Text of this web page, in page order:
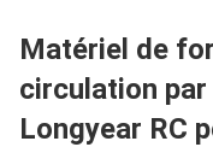
Matériel de
circulation
Longyear RC